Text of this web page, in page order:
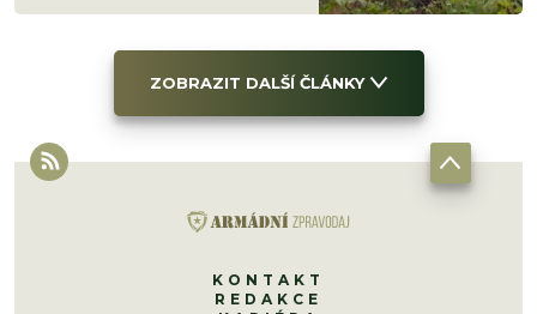
ZOBRAZIT DALŠÍ ČLÁNKY
KONTAKT
REDAKCE